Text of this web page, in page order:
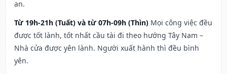
an.
Từ 19h-21h (Tuất) và từ 07h-09h (Thìn) Mọi công việc đều
được tốt lành, tốt nhất cầu tài đi theo hướng Tây Nam –
Nhà cửa được yên lành. Người xuất hành thì đều bình
yên.